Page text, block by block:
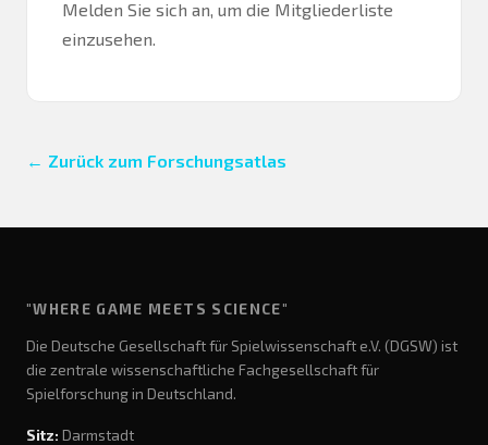
Melden Sie sich an , um die Mitgliederliste
einzusehen.
← Zurück zum Forschungsatlas
"WHERE GAME MEETS SCIENCE"
Die Deutsche Gesellschaft für Spielwissenschaft e.V. (DGSW) ist
die zentrale wissenschaftliche Fachgesellschaft für
Spielforschung in Deutschland.
Sitz: Darmstadt